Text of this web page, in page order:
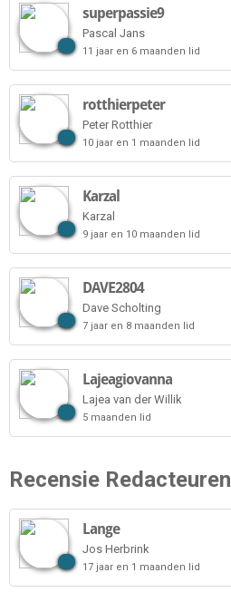
superpassie9
Pascal Jans
11 jaar en 6 maanden lid
rotthierpeter
Peter Rotthier
10 jaar en 1 maanden lid
Karzal
Karzal
9 jaar en 10 maanden lid
DAVE2804
Dave Scholting
7 jaar en 8 maanden lid
Lajeagiovanna
Lajea van der Willik
5 maanden lid
Recensie Redacteuren
Lange
Jos Herbrink
17 jaar en 1 maanden lid